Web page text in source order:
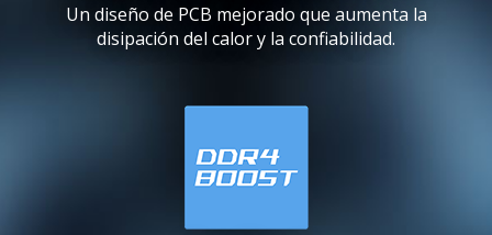
Un diseño de PCB mejorado que aumenta la
disipación del calor y la confiabilidad.